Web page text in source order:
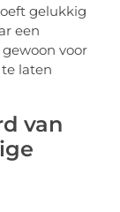
gelukkig
een
voor
laten
van